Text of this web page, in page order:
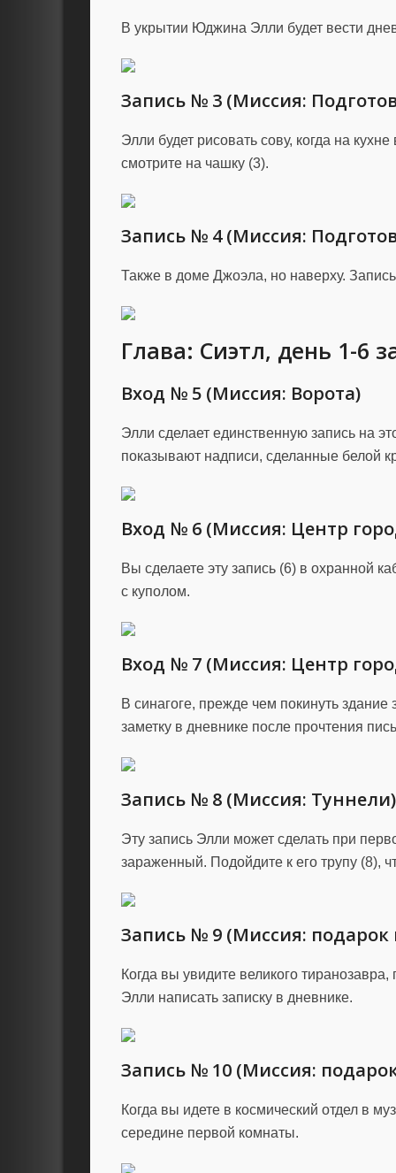
В укрытии Юджина Элли будет вести
Запись № 3 (Миссия:
Элли будет рисовать сову, когда на
смотрите на чашку (3).
Запись № 4 (Миссия:
Также в доме Джоэла, но наверху.
Глава: Сиэтл, день 1-6
Вход № 5 (Миссия: Ворота)
Элли сделает единственную запись на
показывают надписи, сделанные белой
Вход № 6 (Миссия: Центр
Вы сделаете эту запись (6) в охранной
с куполом.
Вход № 7 (Миссия: Центр
В синагоге, прежде чем покинуть
заметку в дневнике после прочтения
Запись № 8 (Миссия: Туннели)
Эту запись Элли может сделать при
зараженный. Подойдите к его трупу (8),
Запись № 9 (Миссия:
Когда вы увидите великого
Элли написать записку в дневнике.
Запись № 10 (Миссия:
Когда вы идете в космический отдел в
середине первой комнаты.